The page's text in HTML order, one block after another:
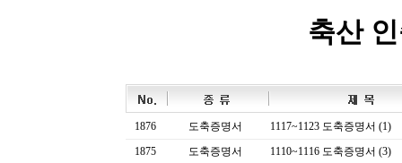
축산
1876 도축증명서
1117~1123 도축증명서 (1)
1875
도축증명서
1110~1116 도축증명서 (3)